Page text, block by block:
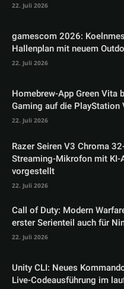
22. Juli 2026
gamescom 2026:
Hallenplan mit neuem
22. Juli 2026
Homebrew-App Green Vita
Gaming auf die PlayStation
22. Juli 2026
Razer Seiren V3 Chroma
Streaming-Mikrofon mit KI-
vorgestellt
22. Juli 2026
Call of Duty: Modern
erster Serienteil auch für
22. Juli 2026
Unity CLI: Neues
Live-Codeausführung im